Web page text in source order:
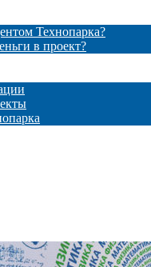
Технопарка?
в проект?